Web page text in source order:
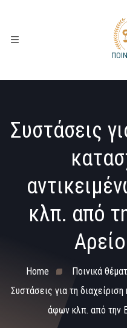
Συστάσεις
κλπ. από
Home
Ποινικά
Συστάσεις για τη
άφων κλπ. από την